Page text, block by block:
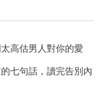
高估男人對你的愛
七句話，讀完告別內